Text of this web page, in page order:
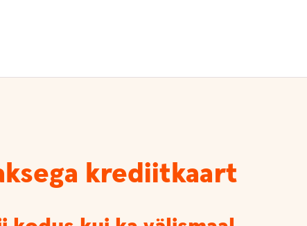
krediitkaart